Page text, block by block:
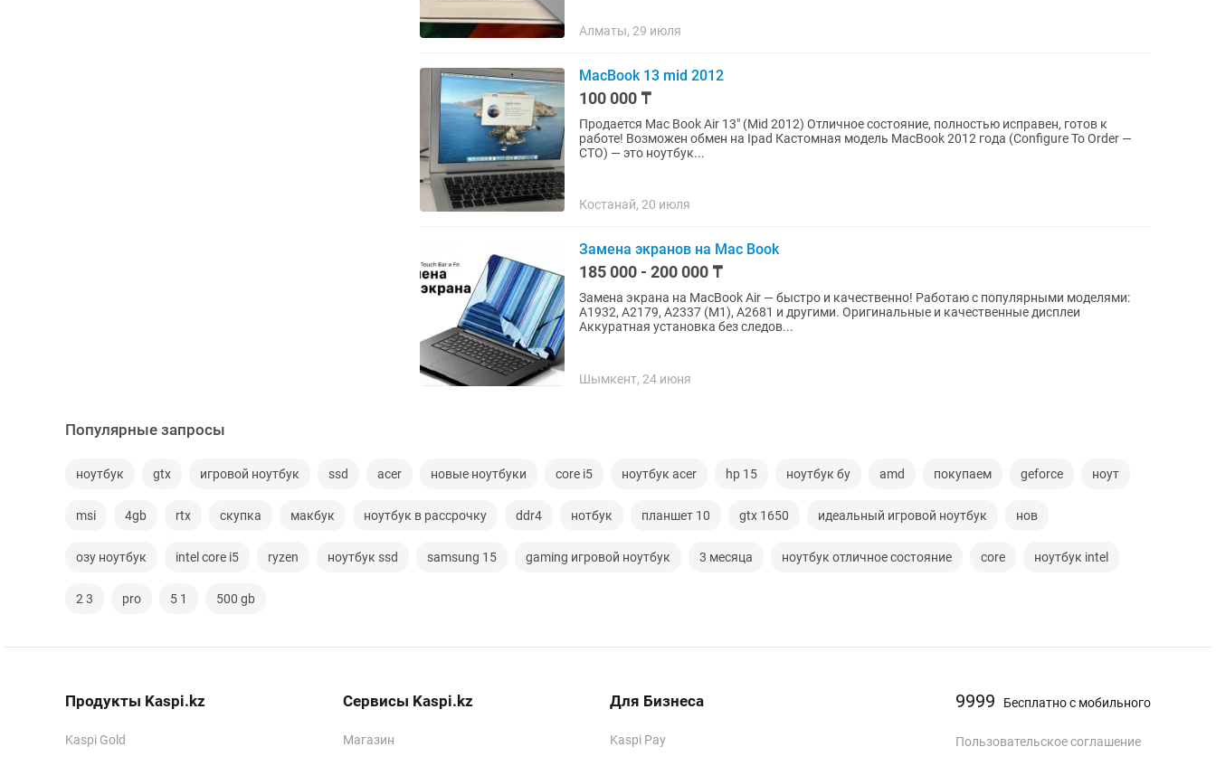
Алматы, 29 июля
MacBook 13 mid 2012
100 000 ₸
Продается Mac Book Air 13" (Mid 2012) Отличное состояние, полностью исправен, готов к
работе! Возможен обмен на Ipad Кастомная модель MacBook 2012 года (Configure To Order —
CTO) — это ноутбук...
Костанай, 20 июля
Замена экранов на Mac Book
185 000 - 200 000 ₸
Замена экрана на MacBook Air — быстро и качественно! Работаю с популярными моделями:
A1932, A2179, A2337 (M1), A2681 и другими. Оригинальные и качественные дисплеи
Аккуратная установка без следов...
Шымкент, 24 июня
Популярные запросы
ноутбук gtx игровой ноутбук ssd acer новые ноутбуки core i5 ноутбук acer hp 15 ноутбук бу amd покупаем geforce ноут
msi 4gb rtx скупка макбук ноутбук в рассрочку ddr4 нотбук планшет 10 gtx 1650 идеальный игровой ноутбук нов
озу ноутбук intel core i5 ryzen ноутбук ssd samsung 15 gaming игровой ноутбук 3 месяца ноутбук отличное состояние core ноутбук intel
2 3 pro 5 1 500 gb
Продукты Kaspi.kz
Kaspi Gold
Сервисы Kaspi.kz
Магазин
Для Бизнеса
Kaspi Pay
9999 Бесплатно с мобильного
Пользовательское соглашение